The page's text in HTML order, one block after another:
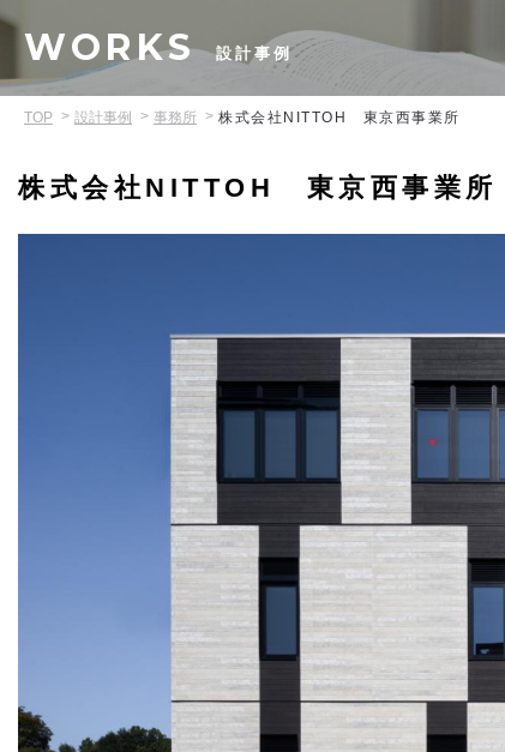
WORKS 設計事例
TOP 設計事例 事務所 株式会社NITTOH 東京西事業所
株式会社NITTOH 東京西事業所